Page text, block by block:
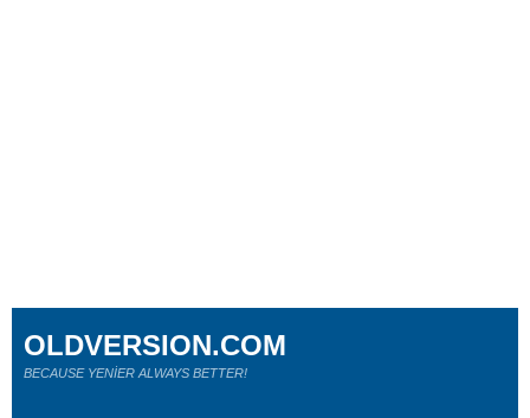
OLDVERSION.COM
BECAUSE YENİER ALWAYS BETTER!